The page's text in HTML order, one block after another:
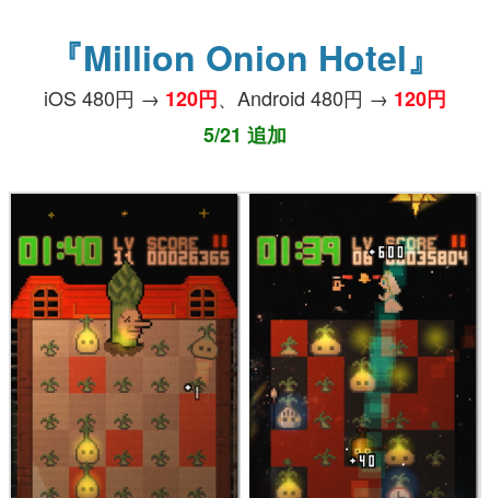
『Million Onion Hotel』
iOS 480円 → 120円、Android 480円 → 120円
5/21 追加